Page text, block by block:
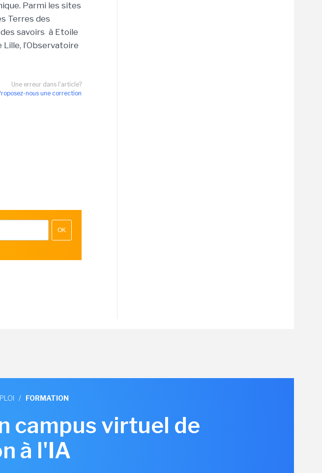
Parmi les sites
Terres des
des savoirs à Etoile
l’Observatoire
Une erreur dans l'article?
nous une correction
OK
/ FORMATION
campus virtuel de
à l'IA